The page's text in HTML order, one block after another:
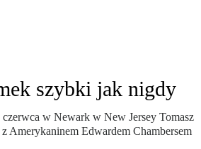
szybki jak nigdy
w Newark w New Jersey Tomasz
Amerykaninem Edwardem Chambersem